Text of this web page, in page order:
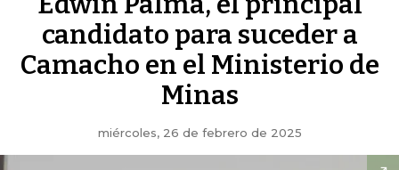
candidato para suceder a
Camacho en el Ministerio de
Minas
miércoles, 26 de febrero de 2025